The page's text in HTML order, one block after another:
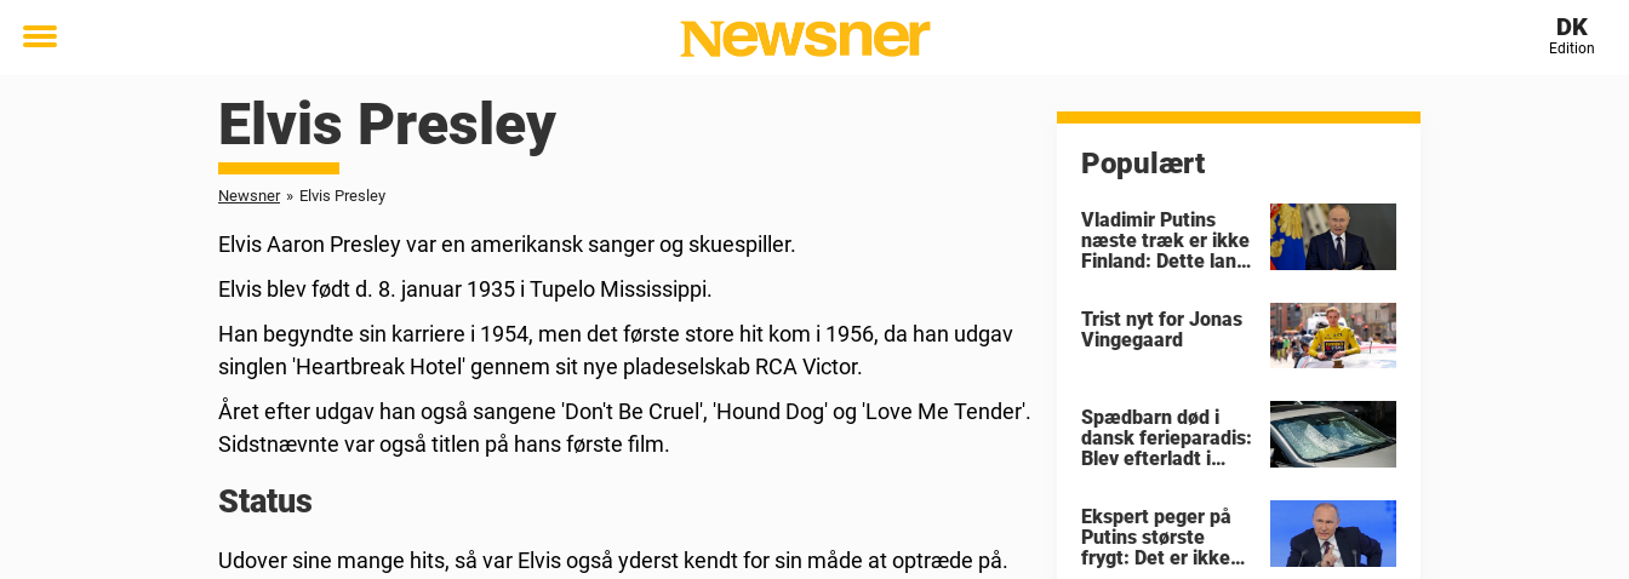
Toggle
DK
Edition
Elvis Presley
Newsner » Elvis Presley
Elvis Aaron Presley var en amerikansk sanger og skuespiller.
Elvis blev født d. 8. januar 1935 i Tupelo Mississippi.
Han begyndte sin karriere i 1954, men det første store hit kom i 1956, da han udgav
singlen 'Heartbreak Hotel' gennem sit nye pladeselskab RCA Victor.
Året efter udgav han også sangene 'Don't Be Cruel', 'Hound Dog' og 'Love Me Tender'.
Sidstnævnte var også titlen på hans første film.
Status
Udover sine mange hits, så var Elvis også yderst kendt for sin måde at optræde på.
Populært
Vladimir Putins
næste træk er ikke
Finland: Dette land
Trist nyt for Jonas
Vingegaard
Spædbarn død i
dansk ferieparadis:
Blev efterladt i
Ekspert peger på
Putins største
frygt: Det er ikke